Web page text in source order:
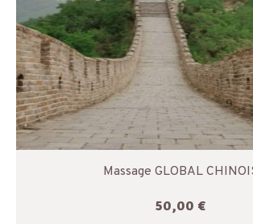
Massage GLOBAL
50,00 €